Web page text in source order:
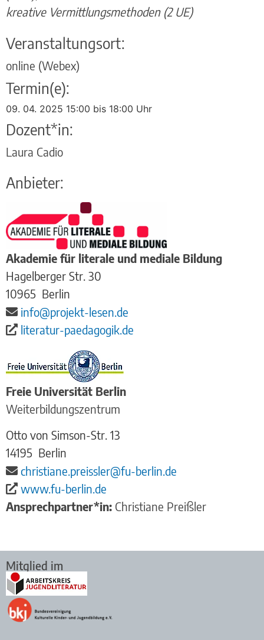
kreative Vermittlungsmethoden (2 UE)
Veranstaltungsort:
online (Webex)
Termin(e):
09. 04. 2025 15:00 bis 18:00 Uhr
Dozent*in:
Laura Cadio
Anbieter:
Akademie für literale und mediale Bildung
Hagelberger Str. 30
10965 Berlin
info@projekt-lesen.de
literatur-paedagogik.de
Freie Universität Berlin
Weiterbildungszentrum
Otto von Simson-Str. 13
14195 Berlin
christiane.preissler@fu-berlin.de
www.fu-berlin.de
Ansprechpartner*in: Christiane Preißler
Mitglied im